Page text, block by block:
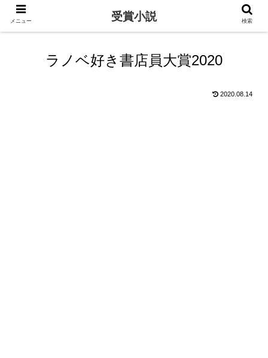
ラノベ好き書店員大賞2020
2020.08.14
メニュー 受賞小説 検索